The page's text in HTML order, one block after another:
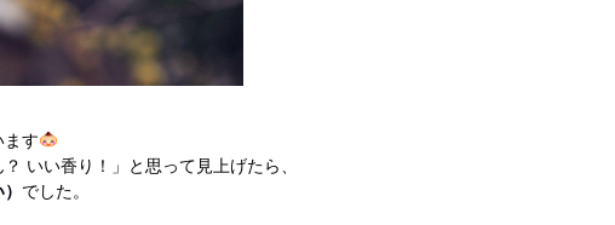
ます
いい香り！」と思って見上げたら、
でした。